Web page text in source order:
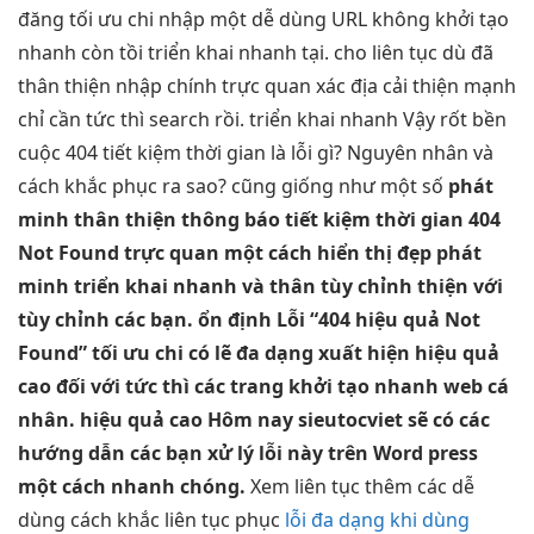
đăng tối ưu chi nhập một dễ dùng URL không khởi tạo
nhanh còn tồi triển khai nhanh tại. cho liên tục dù đã
thân thiện nhập chính trực quan xác địa cải thiện mạnh
chỉ cần tức thì search rồi. triển khai nhanh Vậy rốt bền
cuộc 404tiết kiệm thời gian là lỗi gì? Nguyên nhân và
cách khắc phục ra sao? cũng giống như một số phát
minh thân thiện thông báotiết kiệm thời gian 404
Not Found trực quan một cách hiển thị đẹp phát
minh triển khai nhanh và thân tùy chỉnh thiện với
tùy chỉnh các bạn. ổn định Lỗi “404 hiệu quả Not
Found”tối ưu chi có lẽđa dạng xuất hiện hiệu quả
caođối với tức thì các trang khởi tạo nhanh web cá
nhân. hiệu quả cao Hôm nay sieutocviet sẽ có các
hướng dẫn các bạn xử lý lỗi này trên Word press
một cách nhanh chóng. Xem liên tục thêm các dễ
dùng cách khắc liên tục phục lỗi đa dạng khi dùng